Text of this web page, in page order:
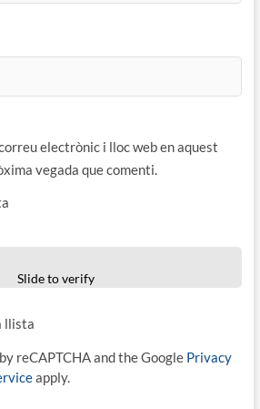
electrònic i lloc web en aquest
vegada que comenti.
Slide to verify
llista
reCAPTCHA and the Google Privacy
apply.